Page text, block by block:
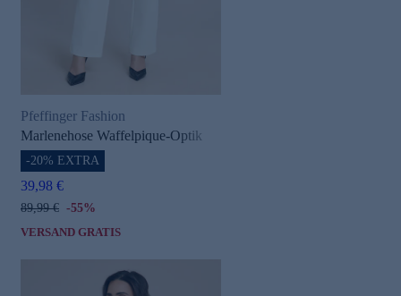
Pfeffinger Fashion
Marlenehose Waffelpique-Optik
-20% EXTRA
39,98 €
89,99 € -55%
VERSAND GRATIS